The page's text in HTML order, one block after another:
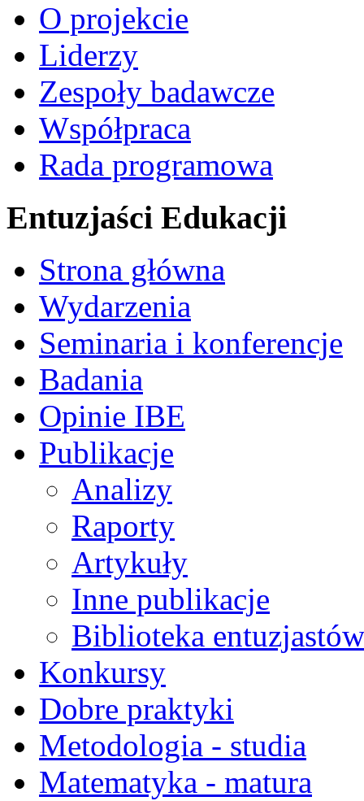
O projekcie
Liderzy
Zespoły badawcze
Współpraca
Rada programowa
Entuzjaści Edukacji
Strona główna
Wydarzenia
Seminaria i konferencje
Badania
Opinie IBE
Publikacje
Analizy
Raporty
Artykuły
Inne publikacje
Biblioteka
Konkursy
Dobre praktyki
Metodologia - studia
Matematyka - matura